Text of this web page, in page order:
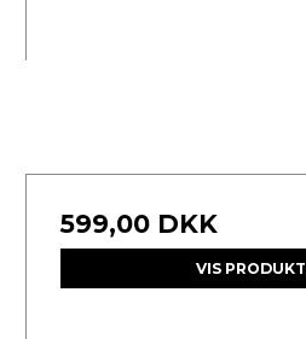
599,00 DKK
VIS PRODUKT